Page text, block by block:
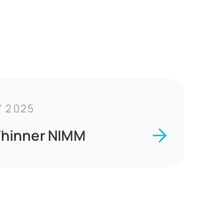
2025
NIMM